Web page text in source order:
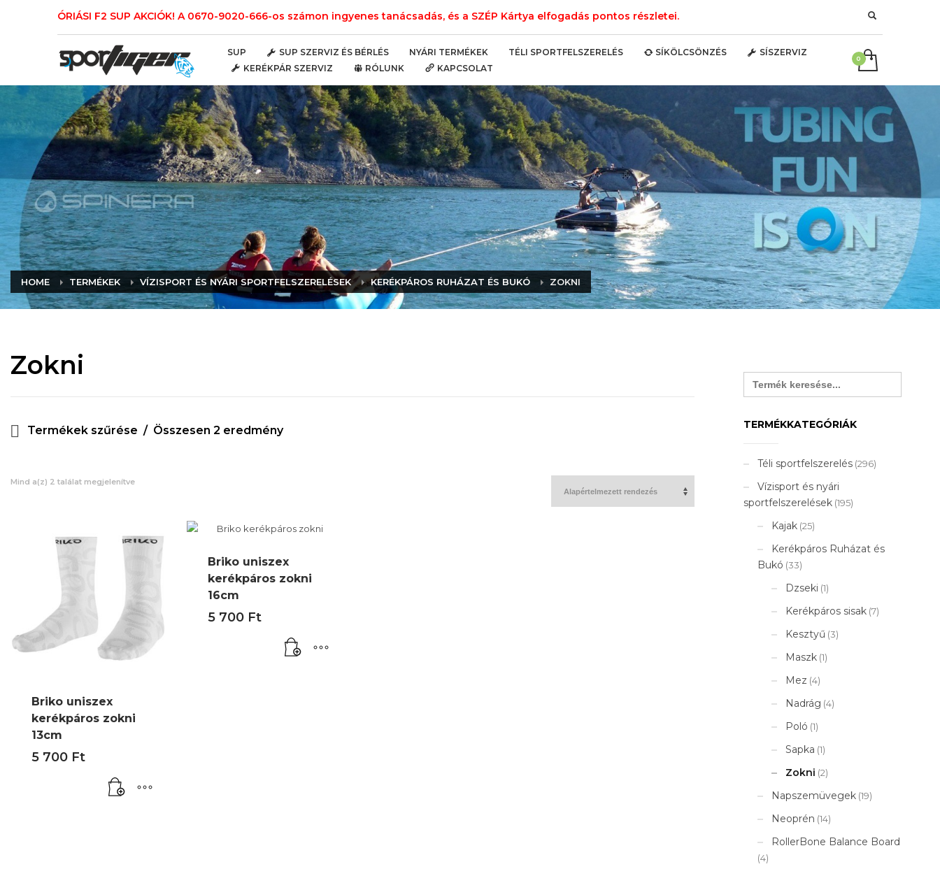
ÓRIÁSI F2 SUP AKCIÓK! A 0670-9020-666-os számon ingyenes tanácsadás, és a SZÉP Kártya elfogadás pontos részletei.
SUP SUP SZERVIZ ÉS BÉRLÉS NYÁRI TERMÉKEK TÉLI SPORTFELSZERELÉS SÍKÖLCSÖNZÉS
SÍSZERVIZ
KERÉKPÁR SZERVIZ
RÓLUNK KAPCSOLAT
HOME TERMÉKEK VÍZISPORT ÉS NYÁRI SPORTFELSZERELÉSEK KERÉKPÁROS RUHÁZAT ÉS BUKÓ ZOKNI
Zokni
Termékek szűrése Összesen 2 eredmény
Mind a(z) 2 találat megjelenítve
Briko uniszex
kerékpáros zokni
13cm
5 700 Ft
Briko uniszex
kerékpáros zokni
16cm
5 700 Ft
Search
for:
TERMÉKKATEGÓRIÁK
Téli sportfelszerelés (296)
Vízisport és nyári
sportfelszerelések (195)
Kajak (25)
Kerékpáros Ruházat és
Bukó (33)
Dzseki (1)
Kerékpáros sisak (7)
Kesztyű (3)
Maszk (1)
Mez (4)
Nadrág (4)
Poló (1)
Sapka (1)
Zokni (2)
Napszemüvegek (19)
Neoprén (14)
RollerBone Balance Board
(4)